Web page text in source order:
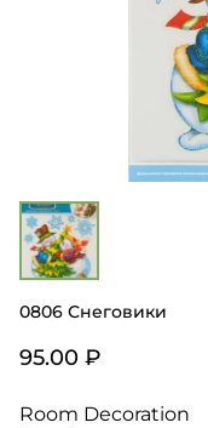
0806 Снеговики
95.00 ₽
Room Decoration